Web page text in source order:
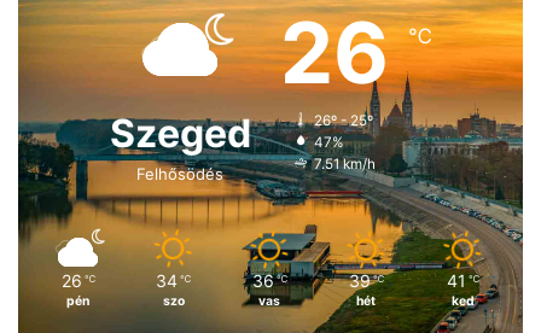
Szeged
Felhősödés
26℃
26º - 25º
47%
7.51 km/h
26 ℃
pén
34 ℃
szo
36 ℃
vas
39 ℃
hét
41 ℃
ked